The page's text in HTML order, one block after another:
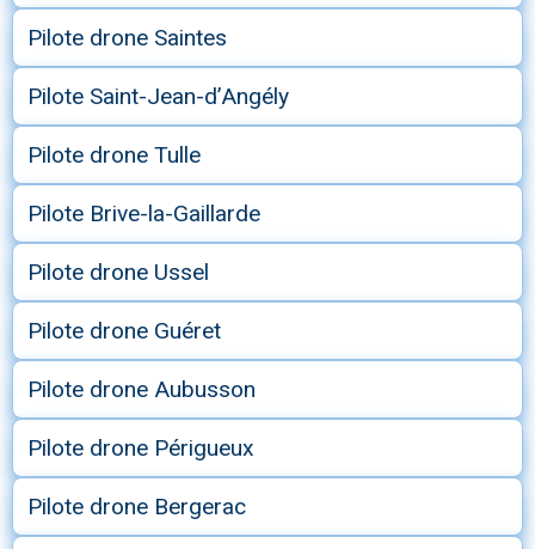
Pilote drone Saintes
Pilote Saint-Jean-d’Angély
Pilote drone Tulle
Pilote Brive-la-Gaillarde
Pilote drone Ussel
Pilote drone Guéret
Pilote drone Aubusson
Pilote drone Périgueux
Pilote drone Bergerac